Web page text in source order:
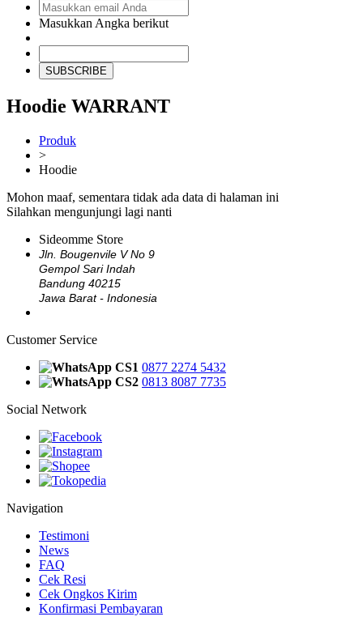
Masukkan Angka berikut
SUBSCRIBE
Hoodie WARRANT
Produk
>
Hoodie
Mohon maaf, sementara tidak ada data di halaman ini
Silahkan mengunjungi lagi nanti
Sideomme Store
Jln. Bougenvile V No 9
Gempol Sari Indah
Bandung 40215
Jawa Barat - Indonesia
Customer Service
CS1 0877 2274 5432
CS2 0813 8087 7735
Social Network
Navigation
Testimoni
News
FAQ
Cek Resi
Cek Ongkos Kirim
Konfirmasi Pembayaran